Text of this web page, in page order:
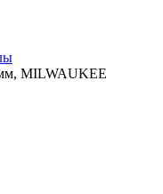
MILWAUKEE